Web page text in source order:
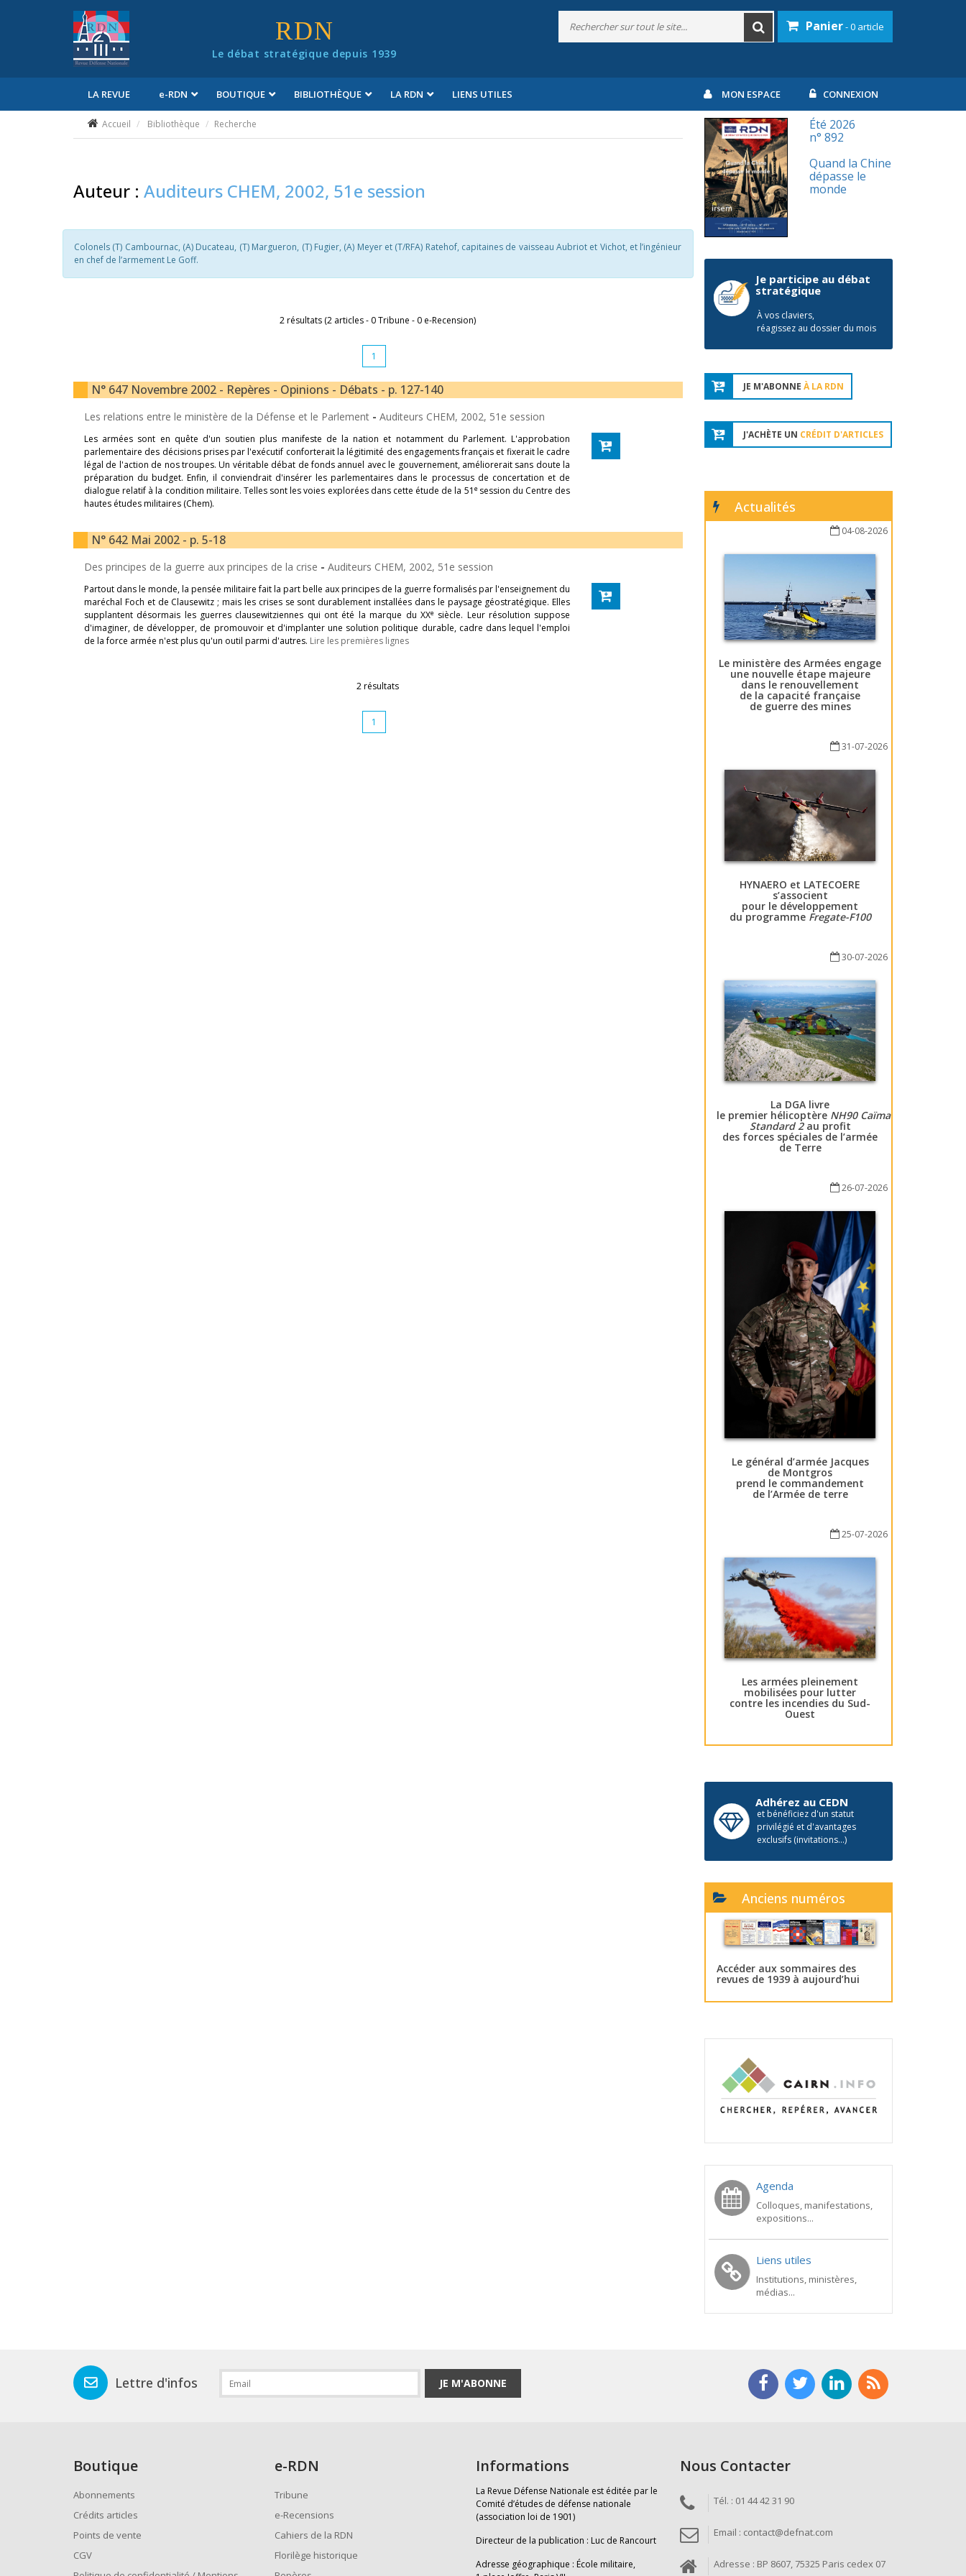
RDN
Le débat stratégique depuis 1939
Panier- 0 article
LA REVUE e-RDN BOUTIQUE BIBLIOTHÈQUE LA RDN LIENS UTILES MON ESPACE CONNEXION
Accueil Bibliothèque Recherche
Auteur : Auditeurs CHEM, 2002, 51e session
Colonels (T) Cambournac, (A) Ducateau, (T) Margueron, (T) Fugier, (A) Meyer et (T/RFA) Ratehof, capitaines de vaisseau Aubriot et Vichot, et l’ingénieur
en chef de l’armement Le Goff.
2 résultats (2 articles - 0 Tribune - 0 e-Recension)
1
N° 647 Novembre 2002 - Repères - Opinions - Débats - p. 127-140
Les relations entre le ministère de la Défense et le Parlement - Auditeurs CHEM, 2002, 51e session
Les armées sont en quête d'un soutien plus manifeste de la nation et notamment du Parlement. L'approbation
parlementaire des décisions prises par l'exécutif conforterait la légitimité des engagements français et fixerait le cadre
légal de l'action de nos troupes. Un véritable débat de fonds annuel avec le gouvernement, améliorerait sans doute la
préparation du budget. Enfin, il conviendrait d'insérer les parlementaires dans le processus de concertation et de
dialogue relatif à la condition militaire. Telles sont les voies explorées dans cette étude de la 51 e session du Centre des
hautes études militaires (Chem).
N° 642 Mai 2002 - p. 5-18
Des principes de la guerre aux principes de la crise - Auditeurs CHEM, 2002, 51e session
Partout dans le monde, la pensée militaire fait la part belle aux principes de la guerre formalisés par l'enseignement du
maréchal Foch et de Clausewitz ; mais les crises se sont durablement installées dans le paysage géostratégique. Elles
supplantent désormais les guerres clausewitziennes qui ont été la marque du XXesiècle. Leur résolution suppose
d'imaginer, de développer, de promouvoir et d'implanter une solution politique durable, cadre dans lequel l'emploi
de la force armée n'est plus qu'un outil parmi d'autres. Lire les premières lignes
2 résultats
1
Été 2026
n° 892
Quand la Chine
dépasse le
monde
Je participe au débat
stratégique
À vos claviers,
réagissez au dossier du mois
JE M'ABONNE À LA RDN
J'ACHÈTE UN CRÉDIT D'ARTICLES
Actualités
04-08-2026
Le ministère des Armées engage
une nouvelle étape majeure
dans le renouvellement
de la capacité française
de guerre des mines
31-07-2026
HYNAERO et LATECOERE
s’associent
pour le développement
du programme Fregate-F100
30-07-2026
La DGA livre
le premier hélicoptère NH90 Caïman
Standard 2au profit
des forces spéciales de l’armée
de Terre
26-07-2026
Le général d’armée Jacques
de Montgros
prend le commandement
de l’Armée de terre
25-07-2026
Les armées pleinement
mobilisées pour lutter
contre les incendies du Sud-
Ouest
Adhérez au CEDN
et bénéficiez d'un statut
privilégié et d'avantages
exclusifs (invitations...)
Anciens numéros
Accéder aux sommaires des
revues de 1939 à aujourd’hui
Agenda
Colloques, manifestations,
expositions...
Liens utiles
Institutions, ministères,
médias...
Lettre d'infos JE M'ABONNE
Boutique
Abonnements
Crédits articles
Points de vente
CGV
e-RDN
Tribune
e-Recensions
Cahiers de la RDN
Florilège historique
Informations
La Revue Défense Nationale est éditée par le
Comité d’études de défense nationale
(association loi de 1901)
Directeur de la publication : Luc de Rancourt
Adresse géographique : École militaire,
Nous Contacter
Tél. : 01 44 42 31 90
Email : contact@defnat.com
Adresse : BP 8607, 75325 Paris cedex 07